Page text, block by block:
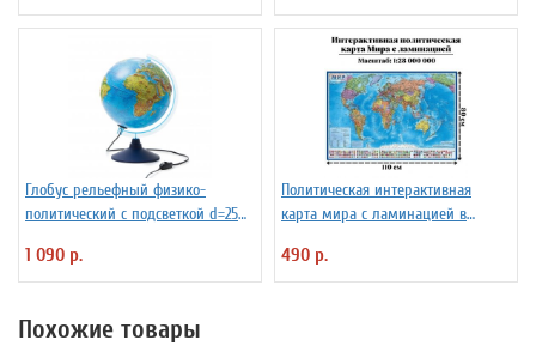
Глобус рельефный физико-
политический с подсветкой d=25
1 090 р.
Политическая интерактивная
карта мира с ламинацией в
490 р.
Похожие товары